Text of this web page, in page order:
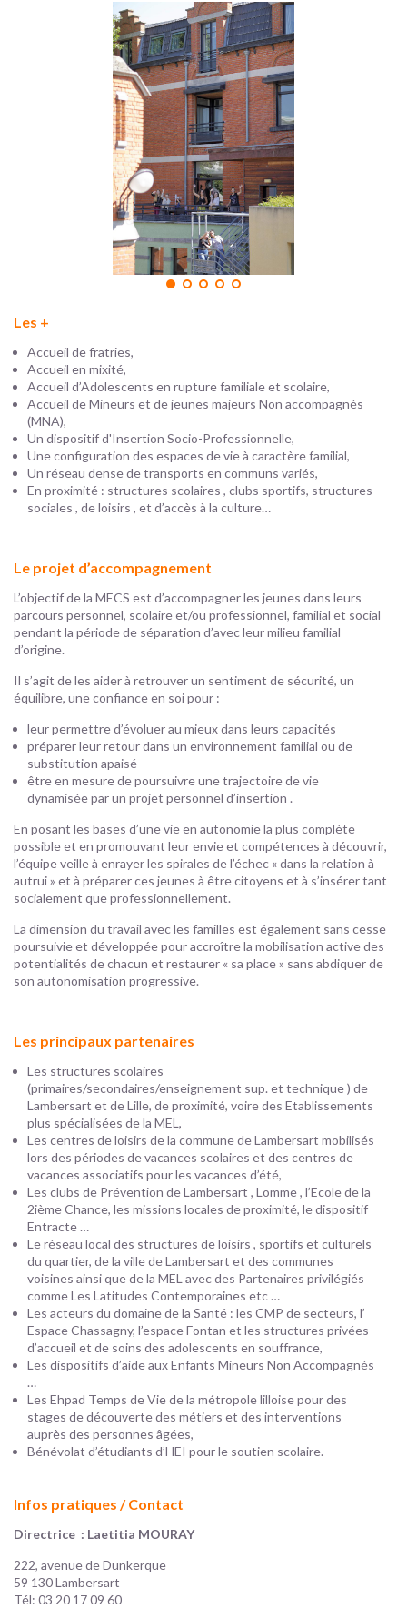
Les +
Accueil de fratries,
Accueil en mixité,
Accueil d’Adolescents en rupture familiale et scolaire,
Accueil de Mineurs et de jeunes majeurs Non accompagnés
(MNA),
Un dispositif d'Insertion Socio-Professionnelle,
Une configuration des espaces de vie à caractère familial,
Un réseau dense de transports en communs variés,
En proximité : structures scolaires , clubs sportifs, structures
sociales , de loisirs , et d’accès à la culture…
Le projet d’accompagnement
L’objectif de la MECS est d’accompagner les jeunes dans leurs
parcours personnel, scolaire et/ou professionnel, familial et social
pendant la période de séparation d’avec leur milieu familial
d’origine.
Il s’agit de les aider à retrouver un sentiment de sécurité, un
équilibre, une confiance en soi pour :
leur permettre d’évoluer au mieux dans leurs capacités
préparer leur retour dans un environnement familial ou de
substitution apaisé
être en mesure de poursuivre une trajectoire de vie
dynamisée par un projet personnel d’insertion .
En posant les bases d’une vie en autonomie la plus complète
possible et en promouvant leur envie et compétences à découvrir,
l’équipe veille à enrayer les spirales de l’échec « dans la relation à
autrui » et à préparer ces jeunes à être citoyens et à s’insérer tant
socialement que professionnellement.
La dimension du travail avec les familles est également sans cesse
poursuivie et développée pour accroître la mobilisation active des
potentialités de chacun et restaurer « sa place » sans abdiquer de
son autonomisation progressive.
Les principaux partenaires
Les structures scolaires
(primaires/secondaires/enseignement sup. et technique ) de
Lambersart et de Lille, de proximité, voire des Etablissements
plus spécialisées de la MEL,
Les centres de loisirs de la commune de Lambersart mobilisés
lors des périodes de vacances scolaires et des centres de
vacances associatifs pour les vacances d’été,
Les clubs de Prévention de Lambersart , Lomme , l’Ecole de la
2ième Chance, les missions locales de proximité, le dispositif
Entracte …
Le réseau local des structures de loisirs , sportifs et culturels
du quartier, de la ville de Lambersart et des communes
voisines ainsi que de la MEL avec des Partenaires privilégiés
comme Les Latitudes Contemporaines etc …
Les acteurs du domaine de la Santé : les CMP de secteurs, l’
Espace Chassagny, l’espace Fontan et les structures privées
d’accueil et de soins des adolescents en souffrance,
Les dispositifs d’aide aux Enfants Mineurs Non Accompagnés
…
Les Ehpad Temps de Vie de la métropole lilloise pour des
stages de découverte des métiers et des interventions
auprès des personnes âgées,
Bénévolat d’étudiants d’HEI pour le soutien scolaire.
Infos pratiques / Contact
Directrice : Laetitia MOURAY
222, avenue de Dunkerque
59 130 Lambersart
Tél: 03 20 17 09 60